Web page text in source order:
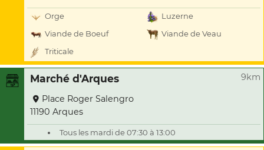
Orge
Luzerne
Viande de Boeuf
Viande de Veau
Triticale
Marché d'Arques 9km
Place Roger Salengro
11190 Arques
Tous les mardi de 07:30 à 13:00